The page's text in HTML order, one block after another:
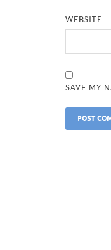
WEBSITE
SAVE MY